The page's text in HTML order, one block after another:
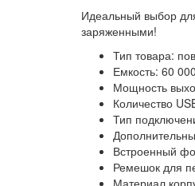
Идеальный выбор
заряженными!
Тип товара:
Емкость: 60
Мощность
Количество
Тип
Встроенный
Ремешок для
Материал